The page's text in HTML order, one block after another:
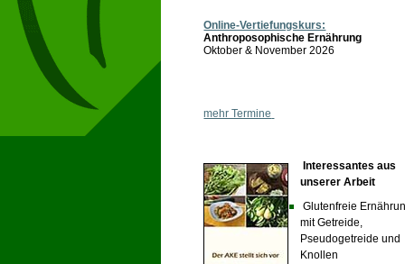
Online-Vertiefungskurs:
Anthroposophische Ernährung
Oktober & November 2026
mehr Termine
Interessantes aus
unserer Arbeit
Glutenfreie
mit Getreide,
Pseudogetreide und
Knollen